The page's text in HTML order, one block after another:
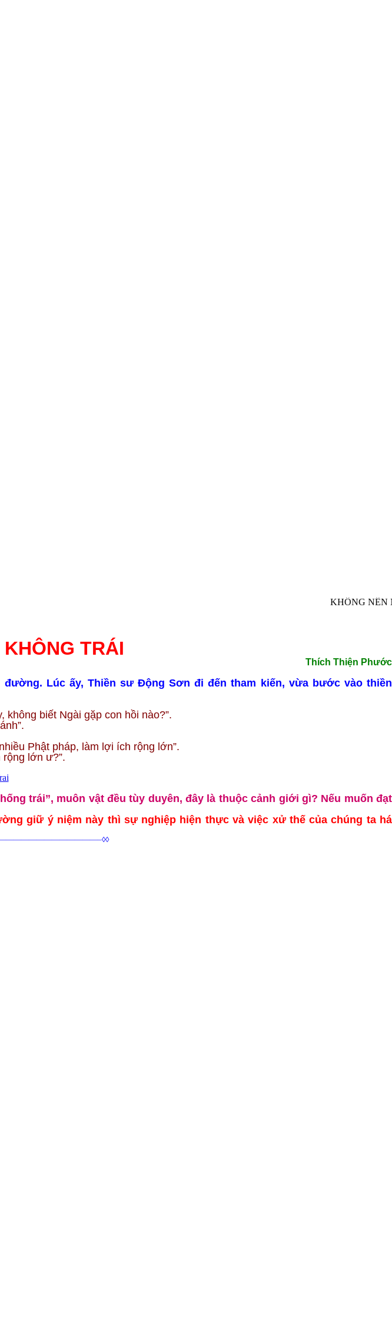
KHÔNG NÊN
TRÁI
Thích Thiện Phước
Lúc ấy, Thiền sư Động Sơn đi đến tham kiến, vừa bước vào thiền
biết Ngài gặp con hồi nào?”.
Phật pháp, làm lợi ích rộng lớn”.
lớn ư?”.
trái”, muôn vật đều tùy duyên, đây là thuộc cảnh giới gì? Nếu muốn đạt
giữ ý niệm này thì sự nghiệp hiện thực và việc xử thế của chúng ta há